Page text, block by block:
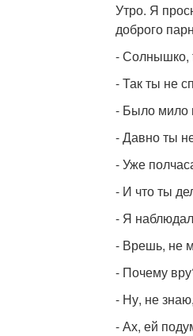
Утро. Я
доброго
- Солнышко,
- Так ты не
- Было мило
- Давно ты
- Уже
- И что ты
- Я
- Врешь, не
- Почему
- Ну, не
- Ах, ей